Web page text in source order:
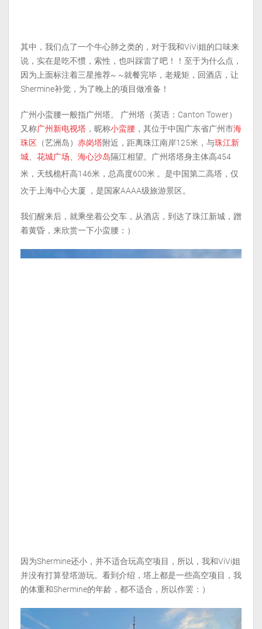
其中，我们点了一个牛心肺之类的，对于我和ViVi姐的口味来
说，实在是吃不惯，索性，也叫踩雷了吧！！至于为什么点，
因为上面标注着三星推荐~ ~就餐完毕，老规矩，回酒店，让
Shermine补觉，为了晚上的项目做准备！
广州小蛮腰一般指广州塔。 广州塔（英语：Canton Tower）
又称广州新电视塔 ，昵称小蛮腰 ，其位于中国广东省广州市海
珠区
（艺洲岛） 赤岗塔附近，距离珠江南岸125米，与珠江新
城、 花城广场、 海心沙岛隔江相望。广州塔塔身主体高454
米，天线桅杆高146米，总高度600米 。是中国第二高塔，仅
次于上海中心大厦
，是国家AAAA级旅游景区。
我们醒来后，就乘坐着公交车，从酒店，到达了珠江新城，蹭
着黄昏，来欣赏一下小蛮腰：）
因为Shermine还小，并不适合玩高空项目，所以，我和ViVi姐
并没有打算登塔游玩。看到介绍，塔上都是一些高空项目，我
的体重和Shermine的年龄，都不适合，所以作罢：）